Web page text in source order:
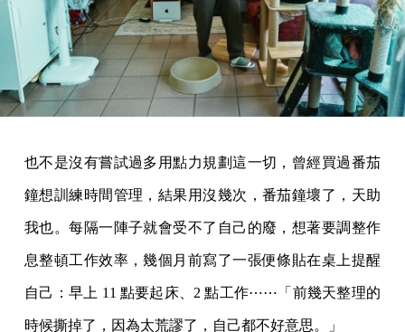
也不是沒有嘗試過多用點力規劃這一切，曾經買過番茄
鐘想訓練時間管理，結果用沒幾次，番茄鐘壞了，天助
我也。每隔一陣子就會受不了自己的廢，想著要調整作
息整頓工作效率，幾個月前寫了一張便條貼在桌上提醒
自己：早上 11 點要起床、2 點工作⋯⋯「前幾天整理的
時候撕掉了，因為太荒謬了，自己都不好意思。」